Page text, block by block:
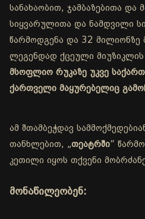
სანახაობით, ჯამბაზებითა და
სიყვარულითა და ნამდვილი
წარმოდგენა და 32 მილიონზე
ლეგენდად ქცეული
მსოფლიო რუკაზე უკვე
ქართველი მაყურებელიც
ამ შთამბეჭდავ
თანხლებით, „თეატრში“
კეთილი იყოს თქვენი
მონაწილეობენ: